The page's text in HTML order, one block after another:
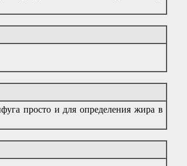
просто и для определения жира в